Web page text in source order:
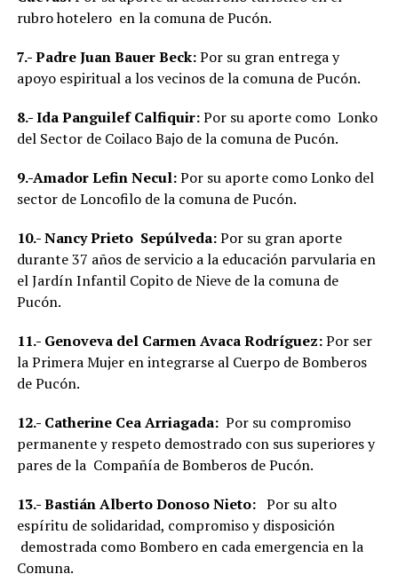
rubro hotelero en la comuna de Pucón.
7.-Padre Juan Bauer Beck:Por su gran entrega y
apoyo espiritual a los vecinos de la comuna de Pucón.
8.-Ida Panguilef Calfiquir:Por su aporte como Lonko
del Sector de Coilaco Bajo de la comuna de Pucón.
9.-Amador Lefin Necul:Por su aporte como Lonko del
sector de Loncofilo de la comuna de Pucón.
10.-Nancy Prieto Sepúlveda:Por su gran aporte
durante 37 años de servicio a la educación parvularia en
el Jardín Infantil Copito de Nieve de la comuna de
Pucón.
11.- Genoveva del Carmen Avaca Rodríguez:Por ser
la Primera Mujer en integrarse al Cuerpo de Bomberos
de Pucón.
12.- Catherine Cea Arriagada:Por su compromiso
permanente y respeto demostrado con sus superiores y
pares de la Compañía de Bomberos de Pucón.
13.-Bastián Alberto Donoso Nieto:Por su alto
espíritu de solidaridad, compromiso y disposición
demostrada como Bombero en cada emergencia en la
Comuna.